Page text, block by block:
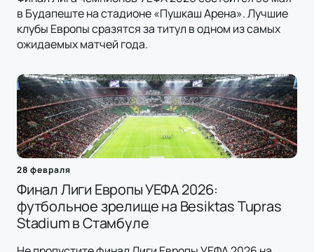
в Будапеште на стадионе «Пушкаш Арена». Лучшие
клубы Европы сразятся за титул в одном из самых
ожидаемых матчей года.
28 февраля
Финал Лиги Европы УЕФА 2026:
футбольное зрелище на Besiktas Tupras
Stadium в Стамбуле